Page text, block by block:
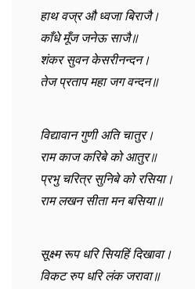
हाथ वज्र औ ध्वजा बिराजै।
काँधे मूँज जनेऊ साजै॥
शंकर सुवन केसरीनन्दन।
तेज प्रताप महा जग वन्दन॥
विद्यावान गुणी अति चातुर।
राम काज करिबे को आतुर॥
प्रभु चरित्र सुनिबे को रसिया।
राम लखन सीता मन बसिया॥
सूक्ष्म रूप धरि सियहिं दिखावा।
विकट रुप धरि लंक जरावा॥